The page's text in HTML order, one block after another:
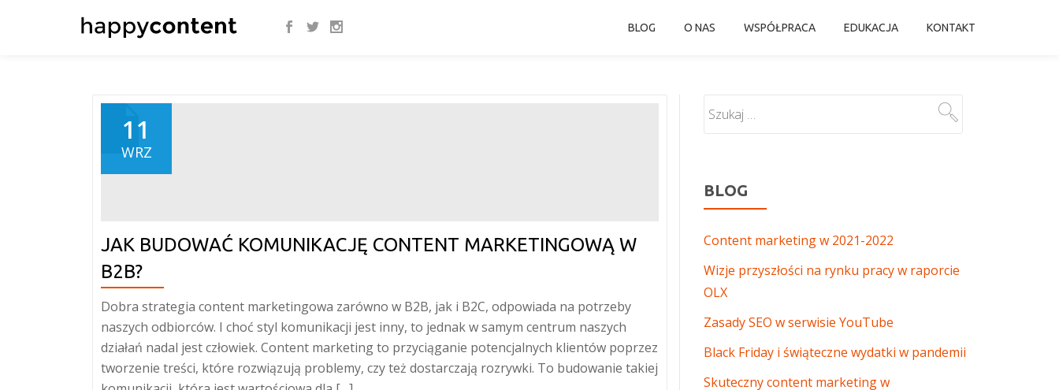
BLOG O NAS WSPÓŁPRACA EDUKACJA KONTAKT
11
WRZ
JAK BUDOWAĆ KOMUNIKACJĘ CONTENT MARKETINGOWĄ W
B2B?
Dobra strategia content marketingowa zarówno w B2B, jak i B2C, odpowiada na potrzeby
naszych odbiorców. I choć styl komunikacji jest inny, to jednak w samym centrum naszych
działań nadal jest człowiek. Content marketing to przyciąganie potencjalnych klientów poprzez
tworzenie treści, które rozwiązują problemy, czy też dostarczają rozrywki. To budowanie takiej
BLOG
Content marketing w 2021-2022
Wizje przyszłości na rynku pracy w raporcie
OLX
Zasady SEO w serwisie YouTube
Black Friday i świąteczne wydatki w pandemii
Skuteczny content marketing w